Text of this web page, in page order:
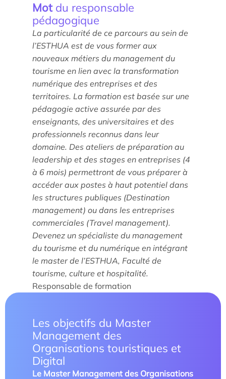
Espace Presse
Étude/Stage
Comment candidater ?
Comment candidater ?
Nos recherches et expertises
Laboratoires
École doctorale
Motdu responsable
pédagogique
La particularité de ce parcours au sein de
l’ESTHUA est de vous former aux
nouveaux métiers du management du
tourisme en lien avec la transformation
numérique des entreprises et des
territoires. La formation est basée sur une
pédagogie active assurée par des
enseignants, des universitaires et des
professionnels reconnus dans leur
domaine. Des ateliers de préparation au
leadership et des stages en entreprises (4
à 6 mois) permettront de vous préparer à
accéder aux postes à haut potentiel dans
les structures publiques (Destination
management) ou dans les entreprises
commerciales (Travel management).
Devenez un spécialiste du management
du tourisme et du numérique en intégrant
le master de l’ESTHUA, Faculté de
tourisme, culture et hospitalité.
Responsable de formation
Les objectifs du Master
Management des
Organisations touristiques et
Digital
Le Master Management des Organisations